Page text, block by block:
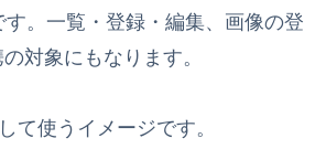
。一覧・登録・編集、画像の登
対象にもなります。
て使うイメージです。